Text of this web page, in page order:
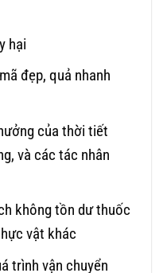
hại
đẹp, quả nhanh
của thời tiết
và các tác nhân
không tồn dư thuốc
vật khác
trình vận chuyển